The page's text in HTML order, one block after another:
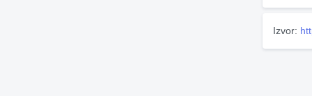
Izvor: